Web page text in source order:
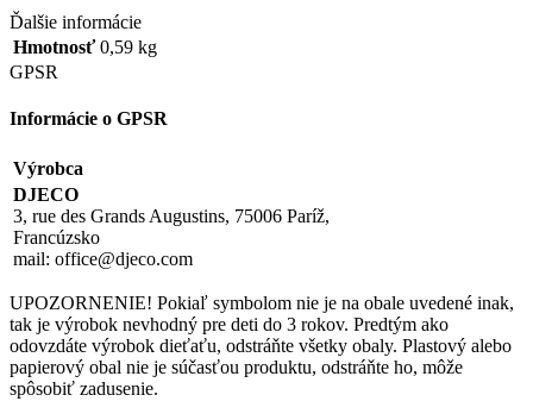
Ďalšie informácie
Hmotnosť 0,59 kg
GPSR
Informácie o GPSR
Výrobca
DJECO
3, rue des Grands Augustins, 75006 Paríž,
Francúzsko
mail: office@djeco.com
UPOZORNENIE! Pokiaľ symbolom nie je na obale uvedené inak,
tak je výrobok nevhodný pre deti do 3 rokov. Predtým ako
odovzdáte výrobok dieťaťu, odstráňte všetky obaly. Plastový alebo
papierový obal nie je súčasťou produktu, odstráňte ho, môže
spôsobiť zadusenie.